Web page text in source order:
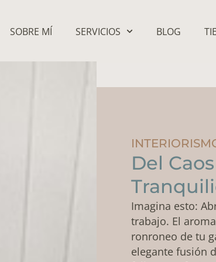
SOBRE MÍ SERVICIOS BLOG
Del
Imagina esto:
trabajo. El
ronroneo de tu
elegante fusión